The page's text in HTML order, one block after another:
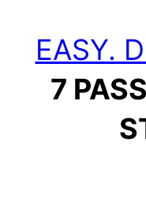
EASY.
7